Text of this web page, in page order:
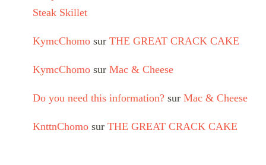
Steak Skillet
KymcChomo sur THE GREAT CRACK CAKE
KymcChomo sur Mac & Cheese
Do you need this information? sur Mac & Cheese
KnttnChomo sur THE GREAT CRACK CAKE